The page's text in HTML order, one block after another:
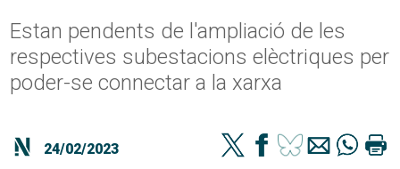
Estan pendents de l'ampliació de les
respectives subestacions elèctriques per
poder-se connectar a la xarxa
24/02/2023